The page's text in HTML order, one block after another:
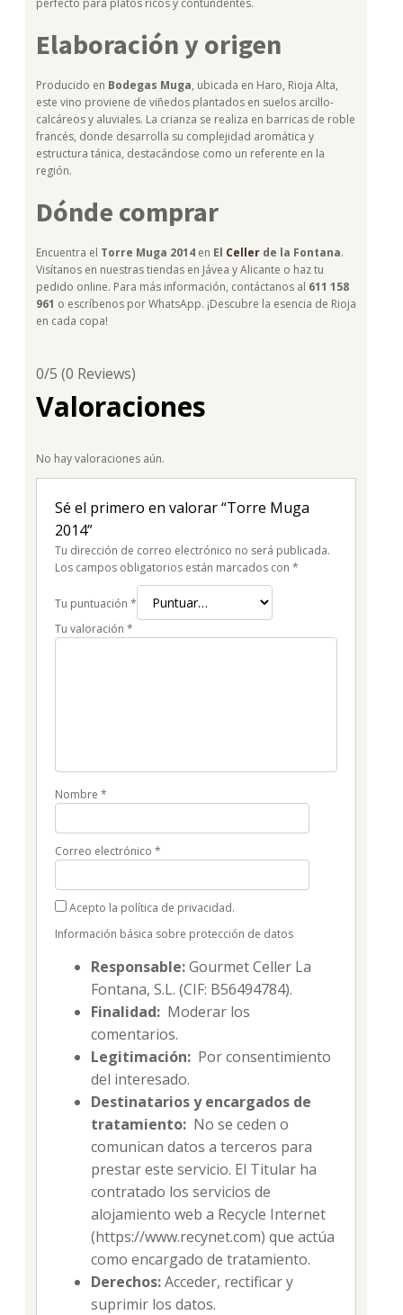
perfecto para platos ricos y contundentes.
Elaboración y origen
Producido en Bodegas Muga, ubicada en Haro, Rioja Alta,
este vino proviene de viñedos plantados en suelos arcillo-
calcáreos y aluviales. La crianza se realiza en barricas de roble
francés, donde desarrolla su complejidad aromática y
estructura tánica, destacándose como un referente en la
región.
Dónde comprar
Encuentra el Torre Muga 2014 en El Celler de la Fontana.
Visítanos en nuestras tiendas en Jávea y Alicante o haz tu
pedido online. Para más información, contáctanos al 611 158
961 o escríbenos por WhatsApp. ¡Descubre la esencia de Rioja
en cada copa!
0/5 (0 Reviews)
Valoraciones
No hay valoraciones aún.
Sé el primero en valorar “Torre Muga
2014”
Tu dirección de correo electrónico no será publicada.
Los campos obligatorios están marcados con *
Tu puntuación *
Tu valoración *
Nombre *
Correo electrónico *
Acepto la política de privacidad.
Información básica sobre protección de datos
Responsable:Gourmet Celler La
Fontana, S.L. (CIF: B56494784).
Finalidad: Moderar los
comentarios.
Legitimación: Por consentimiento
del interesado.
Destinatarios y encargados de
tratamiento: No se ceden o
comunican datos a terceros para
prestar este servicio. El Titular ha
contratado los servicios de
alojamiento web a Recycle Internet
(https://www.recynet.com) que actúa
como encargado de tratamiento.
Derechos:Acceder, rectificar y
suprimir los datos.